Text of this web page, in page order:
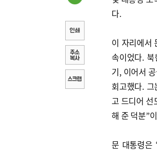
다.
이 자리에서
속이었다.
기, 이어서
회고했다.
고 드디어 선
해 준 덕분”
문 대통령은